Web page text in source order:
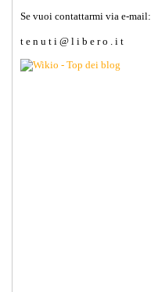
Se vuoi contattarmi via e-mail:
t e n u t i @ l i b e r o . i t